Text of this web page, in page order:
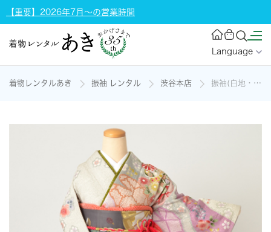
【重要】2026年7月～の営業時間
Language
着物レンタルあき 振袖 レンタル 渋谷本店 振袖(白地・菊)の着物レンタル